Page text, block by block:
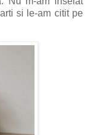
si le-am citit pe